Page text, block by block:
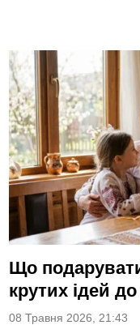
Що
крутих ідей
08 Травня 2026, 21:43